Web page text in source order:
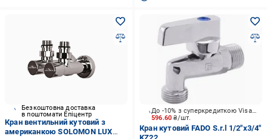
Безкоштовна доставка
в поштомати Епіцентр
Кран вентильний кутовий з
американкою SOLOMON LUX
596.60₴/шт.
До -10% з суперкредиткою Visa Вигода
Кран кутовий FADO S.r.l 1/2"х3/4"